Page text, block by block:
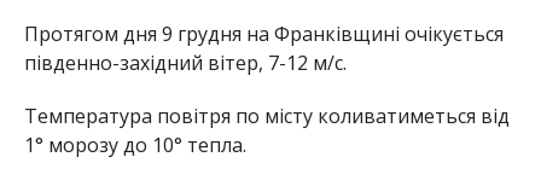
Протягом дня 9 грудня на Франківщині очікується
південно-західний вітер, 7-12 м/с.
Температура повітря по місту коливатиметься від
1° морозу до 10° тепла.